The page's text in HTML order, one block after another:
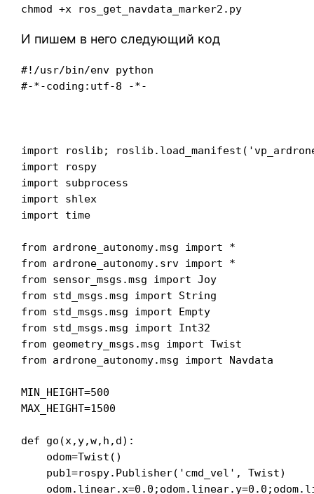
И пишем в него следующий код
#!/usr/bin/env python
#-*-coding:utf-8 -*-
import roslib;
import rospy
import subprocess
import shlex
import time
from ardrone_autonomy.msg import *
from ardrone_autonomy.srv import *
from sensor_msgs.msg import Joy
from std_msgs.msg import String
from std_msgs.msg import Empty
from std_msgs.msg import Int32
from geometry_msgs.msg import Twist
from ardrone_autonomy.msg import Navdata
MIN_HEIGHT=500
MAX_HEIGHT=1500
def go(x,y,w,h,d):
    odom=Twist()
    pub1=rospy.Publisher('cmd_vel', Twist)